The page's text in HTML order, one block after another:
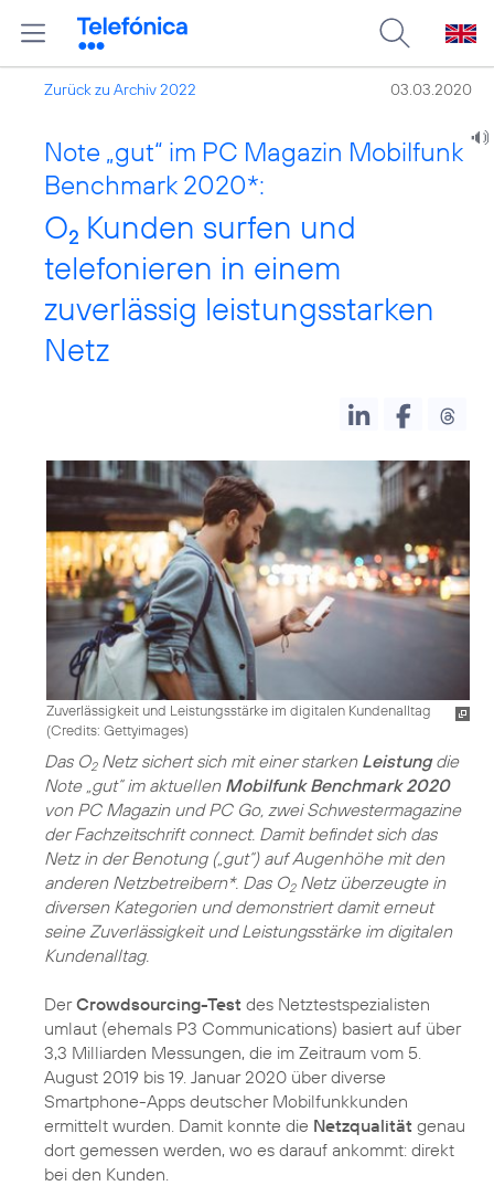
Zurück zu Archiv 2022 03.03.2020
Note „gut“ im PC Magazin Mobilfunk
Benchmark 2020*:
O2 Kunden surfen und
telefonieren in einem
zuverlässig leistungsstarken
Netz
Zuverlässigkeit und Leistungsstärke im digitalen Kundenalltag
(Credits: Gettyimages)
Das O2Netz sichert sich mit einer starken Leistungdie
Note „gut“ im aktuellen Mobilfunk Benchmark 2020
von PC Magazin und PC Go, zwei Schwestermagazine
der Fachzeitschrift connect. Damit befindet sich das
Netz in der Benotung („gut“) auf Augenhöhe mit den
anderen Netzbetreibern*. Das O2Netz überzeugte in
diversen Kategorien und demonstriert damit erneut
seine Zuverlässigkeit und Leistungsstärke im digitalen
Kundenalltag.
DerCrowdsourcing-Test des Netztestspezialisten
umlaut (ehemals P3 Communications) basiert auf über
3,3 Milliarden Messungen, die im Zeitraum vom 5.
August 2019 bis 19. Januar 2020 über diverse
Smartphone-Apps deutscher Mobilfunkkunden
ermittelt wurden. Damit konnte die Netzqualität genau
dort gemessen werden, wo es darauf ankommt: direkt
bei den Kunden.